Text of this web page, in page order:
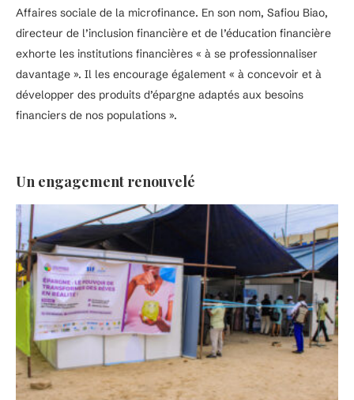
Affaires sociale de la microfinance. En son nom, Safiou Biao,
directeur de l’inclusion financière et de l’éducation financière
exhorte les institutions financières « à se professionnaliser
davantage ». Il les encourage également « à concevoir et à
développer des produits d’épargne adaptés aux besoins
financiers de nos populations ».
Un engagement renouvelé